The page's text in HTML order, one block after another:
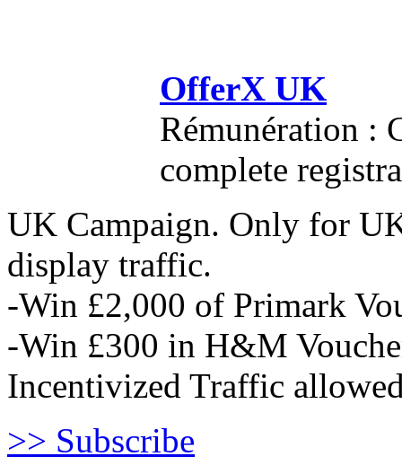
OfferX UK
Rémunération :
complete
UK Campaign. Only for
display traffic.
-Win £2,000 of Primark
​-Win £300 in H&M
Incentivized Traffic
>> Subscribe